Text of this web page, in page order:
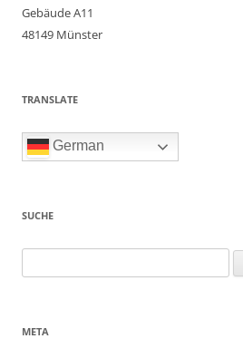
Gebäude A11
48149 Münster
TRANSLATE
German
SUCHE
nach:
META